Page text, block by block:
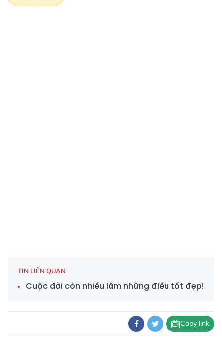
TIN LIÊN QUAN
Cuộc đời còn nhiều lắm những điều tốt đẹp!
Copy link